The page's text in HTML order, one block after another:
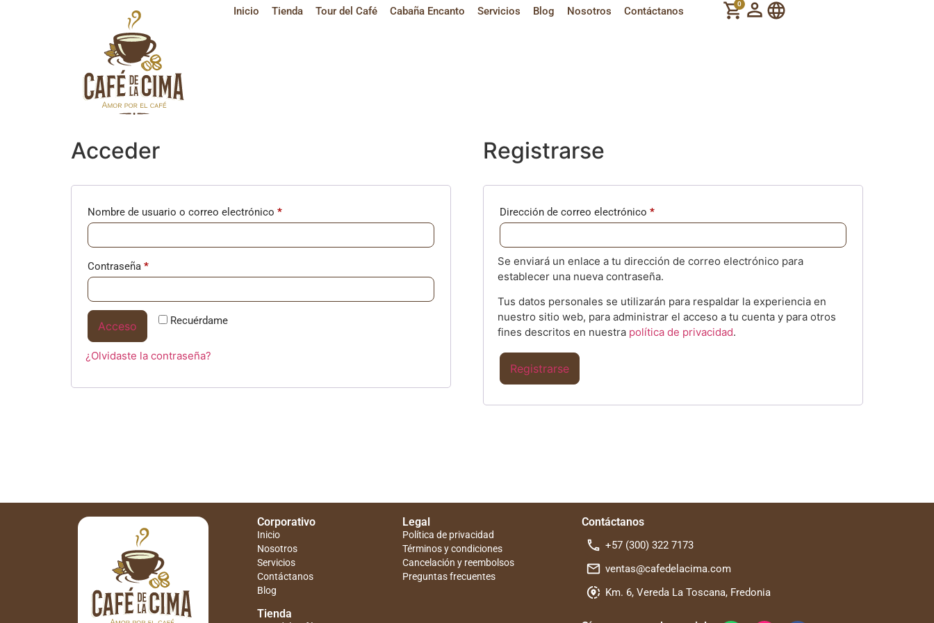
Inicio Tienda Tour del Café Cabaña Encanto Servicios Blog Nosotros Contáctanos
0
Acceder
Nombre de usuario o correo electrónico *
Contraseña *
Recuérdame
Acceso
¿Olvidaste la contraseña?
Registrarse
Dirección de correo electrónico *
Se enviará un enlace a tu dirección de correo electrónico para
establecer una nueva contraseña.
Tus datos personales se utilizarán para respaldar la experiencia en
nuestro sitio web, para administrar el acceso a tu cuenta y para otros
fines descritos en nuestra política de privacidad.
Registrarse
Corporativo
Inicio
Nosotros
Servicios
Contáctanos
Blog
Tienda
Legal
Política de privacidad
Términos y condiciones
Cancelación y reembolsos
Preguntas frecuentes
Contáctanos
+57 (300) 322 7173
ventas@cafedelacima.com
Km. 6, Vereda La Toscana, Fredonia